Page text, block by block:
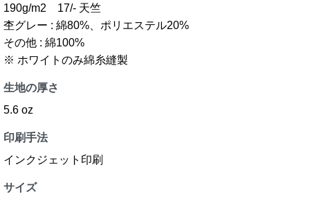
190g/m2 17/- 天竺
杢グレー : 綿80%、ポリエステル20%
その他 : 綿100%
※ ホワイトのみ綿糸縫製
生地の厚さ
5.6 oz
印刷手法
インクジェット印刷
サイズ